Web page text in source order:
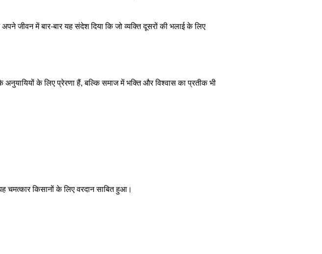
जीवन में बार-बार यह संदेश दिया कि जो व्यक्ति दूसरों की भलाई के लिए
के लिए प्रेरणा हैं, बल्कि समाज में भक्ति और विश्वास का प्रतीक भी
किसानों के लिए वरदान साबित हुआ।